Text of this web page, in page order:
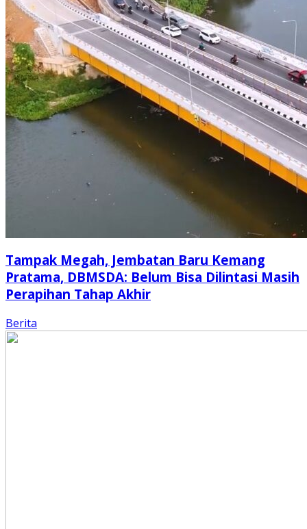
Tampak Megah, Jembatan Baru Kemang
Pratama, DBMSDA: Belum Bisa Dilintasi Masih
Perapihan Tahap Akhir
Berita